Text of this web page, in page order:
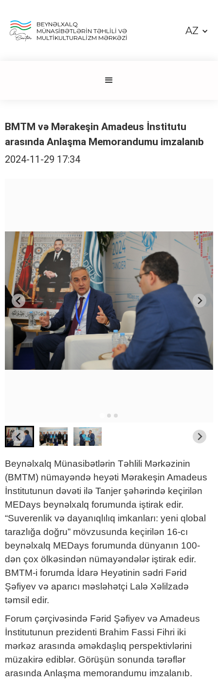
BEYNƏLXALQ
MÜNASİBƏTLƏRİN TƏHLİLİ VƏ
MULTİKULTURALİZM MƏRKƏZİ
AZ
BMTM və Mərakeşin Amadeus İnstitutu
arasında Anlaşma Memorandumu imzalanıb
2024-11-29 17:34
Beynəlxalq Münasibətlərin Təhlili Mərkəzinin
(BMTM) nümayəndə heyəti Mərakeşin Amadeus
İnstitutunun dəvəti ilə Tanjer şəhərində keçirilən
MEDays beynəlxalq forumunda iştirak edir.
“Suverenlik və dayanıqlılıq imkanları: yeni qlobal
tarazlığa doğru” mövzusunda keçirilən 16-cı
beynəlxalq MEDays forumunda dünyanın 100-
dən çox ölkəsindən nümayəndələr iştirak edir.
BMTM-i forumda İdarə Heyətinin sədri Fərid
Şəfiyev və aparıcı məsləhətçi Lalə Xəlilzadə
təmsil edir.
Forum çərçivəsində Fərid Şəfiyev və Amadeus
İnstitutunun prezidenti Brahim Fassi Fihri iki
mərkəz arasında əməkdaşlıq perspektivlərini
müzakirə ediblər. Görüşün sonunda tərəflər
arasında Anlaşma memorandumu imzalanıb.